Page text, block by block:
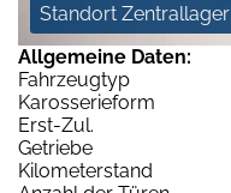
Standort Zentrallager
Allgemeine Daten:
Fahrzeugtyp
Karosserieform
Erst-Zul.
Getriebe
Kilometerstand